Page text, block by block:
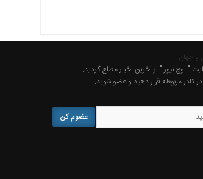
" اوج نیوز " از آخرین اخبار مطلع گردید.
کادر مربوطه قرار دهید و عضو شوید.